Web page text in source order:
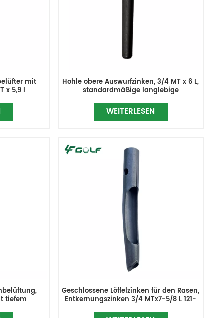
mit
x 5,9 l
Hohle obere Auswurfzinken, 3/4 MT x 6 L,
standardmäßige langlebige
WEITERLESEN
tiefem
Geschlossene Löffelzinken für den Rasen,
Entkernungszinken 3/4 MTx7-5/8 L 121-